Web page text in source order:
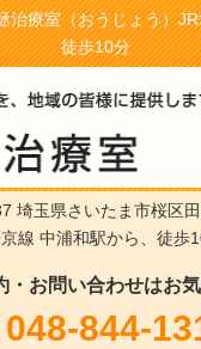
治療室（おうじょう）
徒歩10分
埼玉県さいたま市桜区
線 中浦和駅から、徒歩
・お問い合わせはお
048-844-